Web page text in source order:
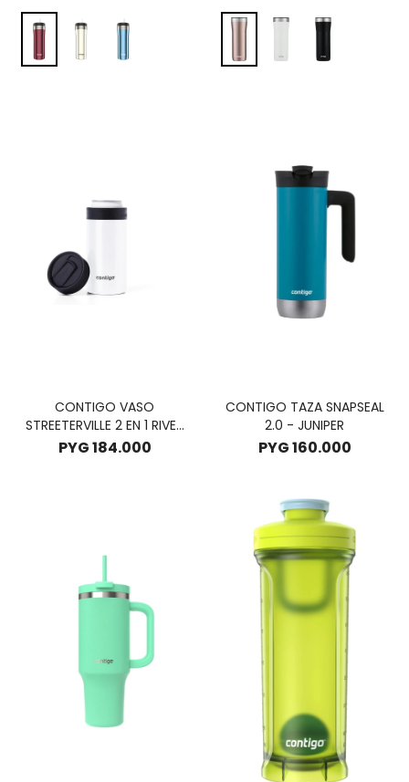
CONTIGO VASO
STREETERVILLE 2 EN 1 RIVER
NORTH 354ML - SUNBEAM
PYG184.000
CONTIGO TAZA SNAPSEAL
2.0 - JUNIPER
PYG160.000